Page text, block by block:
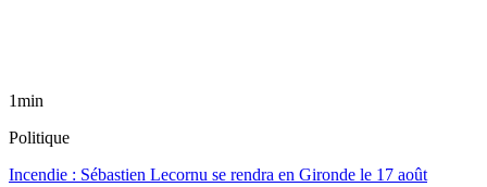
1min
Politique
Incendie : Sébastien Lecornu se rendra en Gironde le 17 août